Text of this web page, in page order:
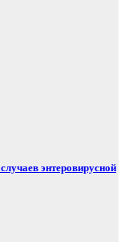
энтеровирусной